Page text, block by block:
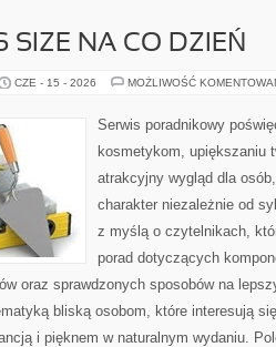
SIZE NA CO DZIEŃ
CZE - 15 - 2026 MOŻLIWOŚĆ
Serwis poradnikowy
kosmetykom, upiększaniu
atrakcyjny wygląd dla
charakter niezależnie od
z myślą o czytelnikach,
porad dotyczących
oraz sprawdzonych sposobów na
bliską osobom, które interesują
i pięknem w naturalnym wydaniu.